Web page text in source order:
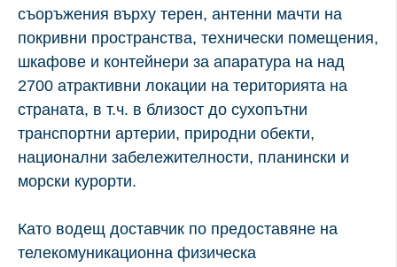
съоръжения върху терен, антенни мачти на
покривни пространства, технически помещения,
шкафове и контейнери за апаратура на над
2700 атрактивни локации на територията на
страната, в т.ч. в близост до сухопътни
транспортни артерии, природни обекти,
национални забележителности, планински и
морски курорти.
Като водещ доставчик по предоставяне на
телекомуникационна физическа
няма да бъде представено отново при
повторно въвеждане.
срок на годност: 1 година 1 месец 4 дни
име: __cf_bm
цел: Тази бисквитка, зададена от Cloudflare, се